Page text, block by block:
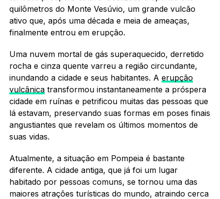
quilômetros do Monte Vesúvio, um grande vulcão
ativo que, após uma década e meia de ameaças,
finalmente entrou em erupção.
Uma nuvem mortal de gás superaquecido, derretido
rocha e cinza quente varreu a região circundante,
inundando a cidade e seus habitantes. A erupção
vulcânicatransformou instantaneamente a próspera
cidade em ruínas e petrificou muitas das pessoas que
lá estavam, preservando suas formas em poses finais
angustiantes que revelam os últimos momentos de
suas vidas.
Atualmente, a situação em Pompeia é bastante
diferente. A cidade antiga, que já foi um lugar
habitado por pessoas comuns, se tornou uma das
maiores atrações turísticas do mundo, atraindo cerca